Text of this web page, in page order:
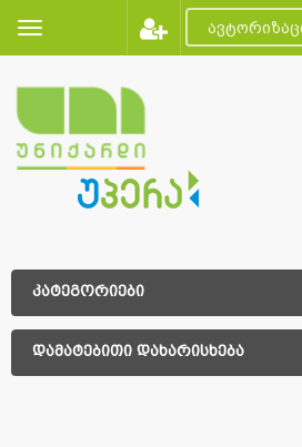
კატეგორიები
დამატებითი დახარისხება